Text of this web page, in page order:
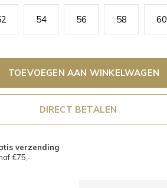
54 56 58 60
TOEVOEGEN AAN WINKELWAGEN
DIRECT BETALEN
verzending
€75,-